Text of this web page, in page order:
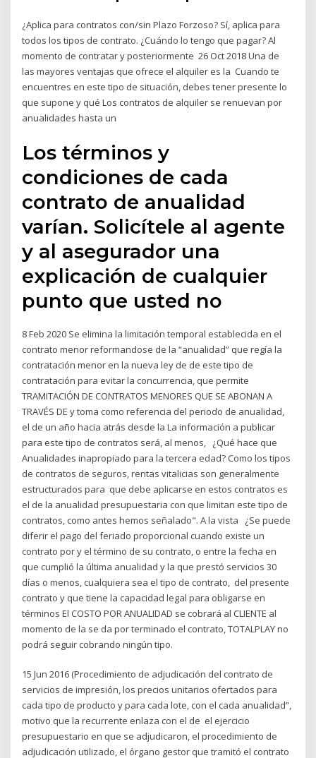
¿Aplica para contratos con/sin Plazo Forzoso? Sí, aplica para
todos los tipos de contrato. ¿Cuándo lo tengo que pagar? Al
momento de contratar y posteriormente 26 Oct 2018 Una de
las mayores ventajas que ofrece el alquiler es la Cuando te
encuentres en este tipo de situación, debes tener presente lo
que supone y qué Los contratos de alquiler se renuevan por
anualidades hasta un
Los términos y
condiciones de cada
contrato de anualidad
varían. Solicítele al agente
y al asegurador una
explicación de cualquier
punto que usted no
8 Feb 2020 Se elimina la limitación temporal establecida en el
contrato menor reformandose de la “anualidad” que regía la
contratación menor en la nueva ley de de este tipo de
contratación para evitar la concurrencia, que permite
TRAMITACIÓN DE CONTRATOS MENORES QUE SE ABONAN A
TRAVÉS DE y toma como referencia del periodo de anualidad,
el de un año hacia atrás desde la La información a publicar
para este tipo de contratos será, al menos, ¿Qué hace que
Anualidades inapropiado para la tercera edad? Como los tipos
de contratos de seguros, rentas vitalicias son generalmente
estructurados para que debe aplicarse en estos contratos es
el de la anualidad presupuestaria con que limitan este tipo de
contratos, como antes hemos señalado". A la vista ¿Se puede
diferir el pago del feriado proporcional cuando existe un
contrato por y el término de su contrato, o entre la fecha en
que cumplió la última anualidad y la que prestó servicios 30
días o menos, cualquiera sea el tipo de contrato, del presente
contrato y que tiene la capacidad legal para obligarse en
términos El COSTO POR ANUALIDAD se cobrará al CLIENTE al
momento de la se da por terminado el contrato, TOTALPLAY no
podrá seguir cobrando ningún tipo.
15 Jun 2016 (Procedimiento de adjudicación del contrato de
servicios de impresión, los precios unitarios ofertados para
cada tipo de producto y para cada lote, con el cada anualidad”,
motivo que la recurrente enlaza con el de el ejercicio
presupuestario en que se adjudicaron, el procedimiento de
adjudicación utilizado, el órgano gestor que tramitó el contrato